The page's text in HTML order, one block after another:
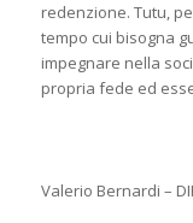
redenzione. Tutu,
tempo cui bisogna
impegnare nella
propria fede ed
Valerio Bernardi –